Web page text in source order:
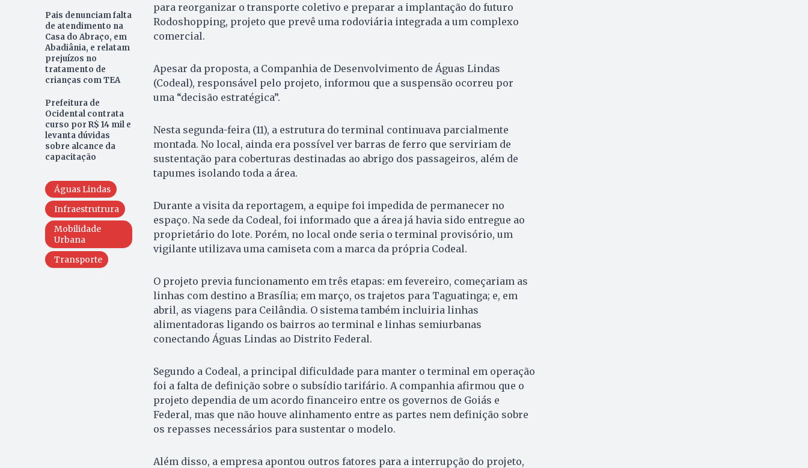
Pais denunciam falta
de atendimento na
Casa do Abraço, em
Abadiânia, e relatam
prejuízos no
tratamento de
crianças com TEA
Prefeitura de
Ocidental contrata
curso por R$ 14 mil e
levanta dúvidas
sobre alcance da
capacitação
Águas Lindas
Infraestrutrura
Mobilidade
Urbana
Transporte
para reorganizar o transporte coletivo e preparar a implantação do futuro
Rodoshopping, projeto que prevê uma rodoviária integrada a um complexo
comercial.
Apesar da proposta, a Companhia de Desenvolvimento de Águas Lindas
(Codeal), responsável pelo projeto, informou que a suspensão ocorreu por
uma “decisão estratégica”.
Nesta segunda-feira (11), a estrutura do terminal continuava parcialmente
montada. No local, ainda era possível ver barras de ferro que serviriam de
sustentação para coberturas destinadas ao abrigo dos passageiros, além de
tapumes isolando toda a área.
Durante a visita da reportagem, a equipe foi impedida de permanecer no
espaço. Na sede da Codeal, foi informado que a área já havia sido entregue ao
proprietário do lote. Porém, no local onde seria o terminal provisório, um
vigilante utilizava uma camiseta com a marca da própria Codeal.
O projeto previa funcionamento em três etapas: em fevereiro, começariam as
linhas com destino a Brasília; em março, os trajetos para Taguatinga; e, em
abril, as viagens para Ceilândia. O sistema também incluiria linhas
alimentadoras ligando os bairros ao terminal e linhas semiurbanas
conectando Águas Lindas ao Distrito Federal.
Segundo a Codeal, a principal dificuldade para manter o terminal em operação
foi a falta de definição sobre o subsídio tarifário. A companhia afirmou que o
projeto dependia de um acordo financeiro entre os governos de Goiás e
Federal, mas que não houve alinhamento entre as partes nem definição sobre
os repasses necessários para sustentar o modelo.
Além disso, a empresa apontou outros fatores para a interrupção do projeto,